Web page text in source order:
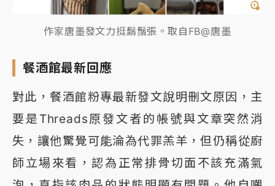
作家唐墨發文力挺鬍鬚張。取自FB@唐墨
餐酒館最新回應
對此，餐酒館粉專最新發文說明刪文原因，主
要是Threads原發文者的帳號與文章突然消
失，讓他驚覺可能淪為代罪羔羊，但仍稱從廚
師立場來看，認為正常排骨切面不該充滿氣